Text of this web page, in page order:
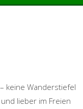
keine Wanderstiefel
lieber im Freien